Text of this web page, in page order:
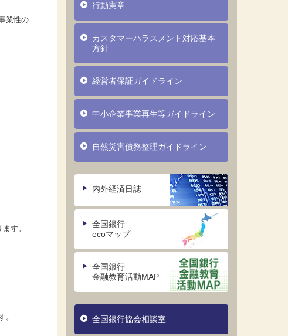
業性の
す。
。
行動憲章
カスタマーハラスメント対応基本
方針
経営者保証ガイドライン
中小企業事業再生等ガイドライン
自然災害債務整理ガイドライン
内外経済日誌
全国銀行
ecoマップ
全国銀行
金融教育活動MAP
全国銀行協会相談室